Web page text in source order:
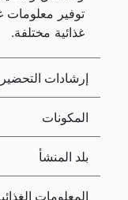
توفير معلومات
غذائية مختلفة.
إرشادات التحضير
المكونات
بلد المنشأ
المعلومات